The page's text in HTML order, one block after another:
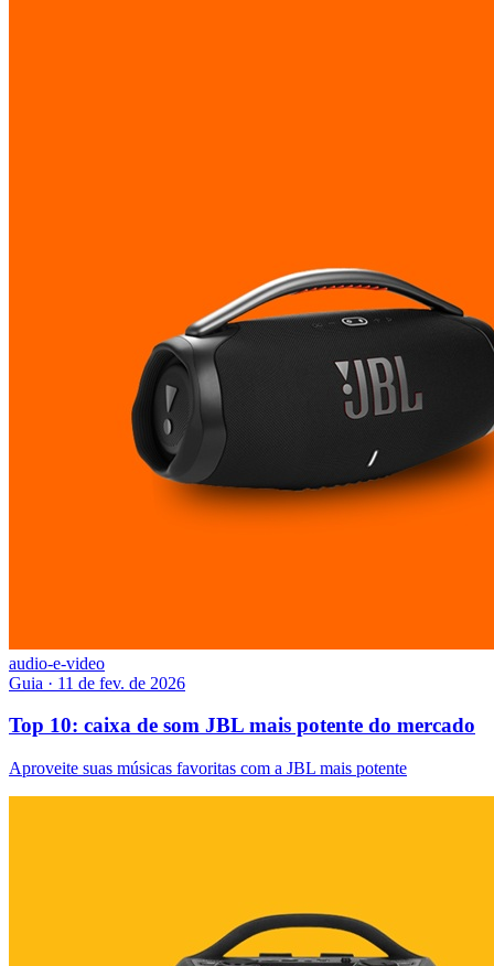
audio-e-video
Guia · 11 de fev. de 2026
Top 10: caixa de som JBL mais potente do mercado
Aproveite suas músicas favoritas com a JBL mais potente